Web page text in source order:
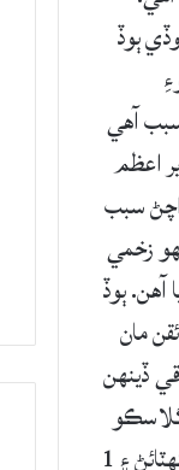
ٻوڏ
آهي
اعظم
سبب
وڌيڪ ماڻهو فوت ٿي ويا آهن. 13 هزار ماڻهو زخمي
ٻوڏ
مان
ڏينهن
۾ ڪاربان گهٽائڻ لاءِ مقرر ڪيل هدف جنهن ۾ 2030ع تائين 30 گيگا ٽن (GHG) جي اخراج کي گهٽائڻ ۽ 1